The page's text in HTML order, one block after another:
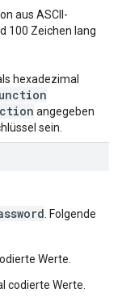
aus ASCII-
100 Zeichen lang
hexadezimal
angegeben
sein.
. Folgende
Werte.
codierte Werte.